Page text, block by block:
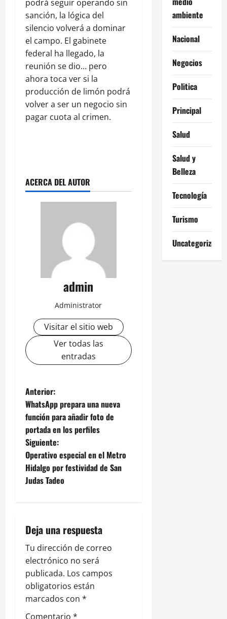
podrá seguir operando sin
sanción, la lógica del
silencio volverá a dominar
el campo. El gabinete
federal ha llegado, la
reunión se dio… pero
ahora toca ver si la
producción de limón podrá
volver a ser un negocio sin
pagar cuota al crimen.
ACERCA DEL AUTOR
admin
Administrator
Visitar el sitio web
Ver todas las
entradas
N
a
v
e
g
c
i
ó
n
d
Anterior:
WhatsApp prepara una nueva
función para añadir foto de
portada en los perfiles
Siguiente:
Operativo especial en el Metro
Hidalgo por festividad de San
Judas Tadeo
Deja una respuesta
Tu dirección de correo
electrónico no será
publicada. Los campos
obligatorios están
marcados con *
Comentario *
ambiente
Nacional
Negocios
Politica
Principal
Salud
Salud y
Belleza
Tecnología
Turismo
Uncategorized